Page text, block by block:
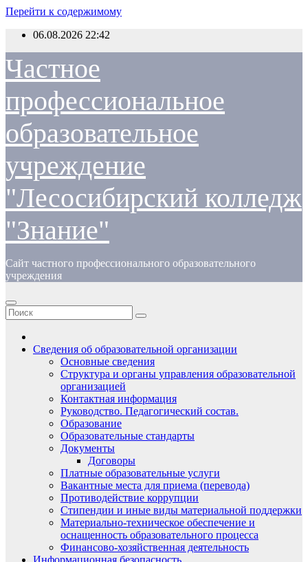
Перейти к содержимому
06.08.2026 22:42
Частное
профессиональное
образовательное
учреждение
"Лесосибирский колледж
"Знание"
Сайт частного профессионального образовательного
учреждения
Сведения об образовательной организации
Основные сведения
Структура и органы управления образовательной
организацией
Контактная информация
Руководство. Педагогический состав.
Образование
Образовательные стандарты
Документы
Договоры
Платные образовательные услуги
Вакантные места для приема (перевода)
Противодействие коррупции
Стипендии и иные виды материальной поддержки
Материально-техническое обеспечение и
оснащенность образовательного процесса
Финансово-хозяйственная деятельность
Информационная безопасность